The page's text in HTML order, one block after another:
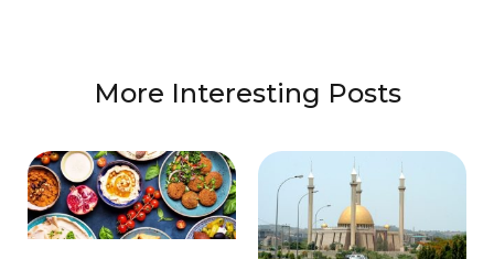
More Interesting Posts